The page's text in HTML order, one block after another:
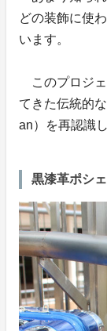
どの装飾に使
います。
このプロジェ
てきた伝統的
an）を再認識
黒漆革ポシ